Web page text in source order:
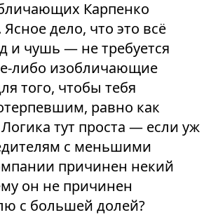
Карпенко
дело, что это всё
и чушь — не требуется
либо изобличающие
того, чтобы тебя
равно как
тут проста — если уж
с меньшими
причинен некий
он не причинен
с большей долей?